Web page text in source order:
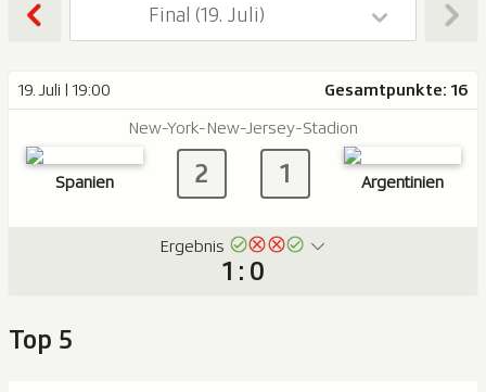
Final (19. Juli)
19. Juli | 19:00
Gesamtpunkte: 16
New-York-New-Jersey-Stadion
Spanien 2 Argentinien
1
Ergebnis
1 : 0
Top 5